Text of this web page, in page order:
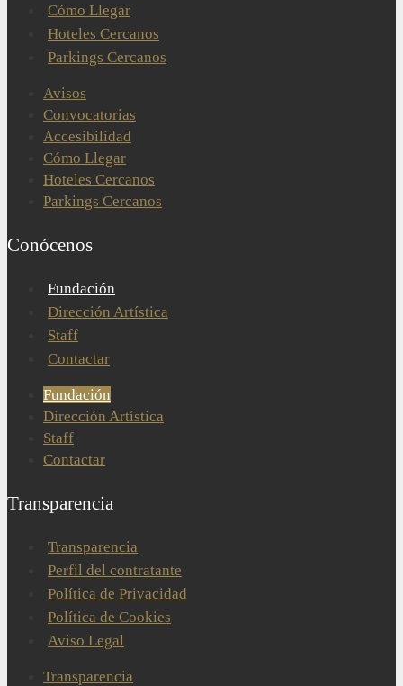
Cómo Llegar
Hoteles Cercanos
Parkings Cercanos
Avisos
Convocatorias
Accesibilidad
Cómo Llegar
Hoteles Cercanos
Parkings Cercanos
Conócenos
Fundación
Dirección Artística
Staff
Contactar
Fundación
Dirección Artística
Staff
Contactar
Transparencia
Transparencia
Perfil del contratante
Política de Privacidad
Política de Cookies
Aviso Legal
Transparencia